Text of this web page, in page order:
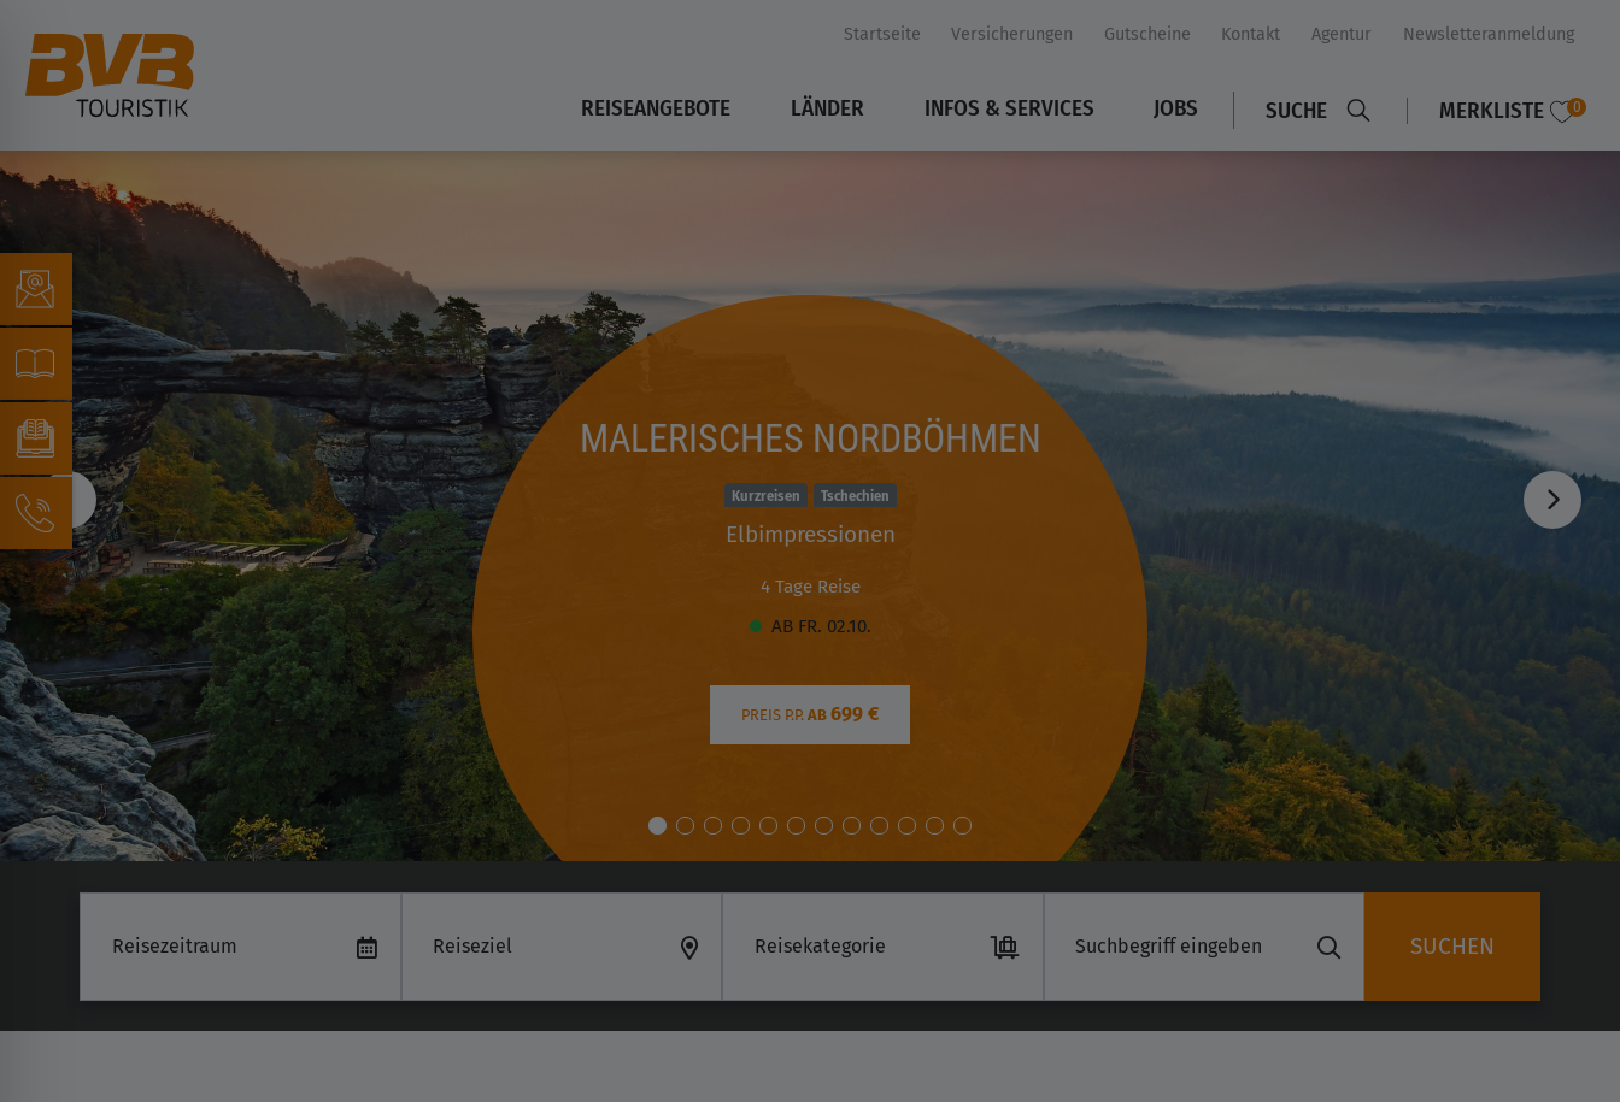
Startseite Versicherungen Gutscheine Kontakt Agentur Newsletteranmeldung
REISEANGEBOTE LÄNDER INFOS & SERVICES JOBS SUCHE MERKLISTE 0
MALERISCHES NORDBÖHMEN
Kurzreisen Tschechien
Elbimpressionen
4 Tage Reise
AB FR. 02.10.
PREIS P.P. AB 699 €
Reiseziel Reisekategorie SUCHEN